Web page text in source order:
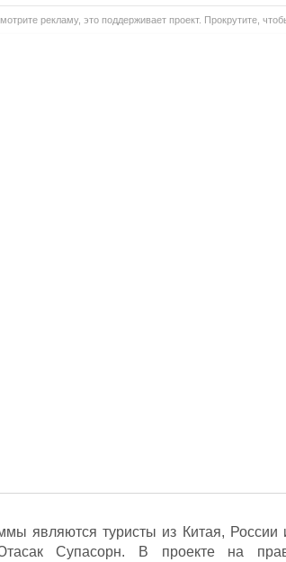
рекламу, это поддерживает проект. Прокрутите,
являются туристы из Китая,
Супасорн. В проекте на